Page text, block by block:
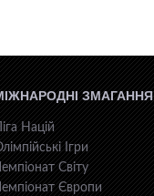
ЗМАГАННЯ
Націй
Ігри
Світу
Європи